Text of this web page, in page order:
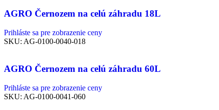
AGRO Černozem na celú záhradu 18L
Prihláste sa pre zobrazenie ceny
SKU: AG-0100-0040-018
AGRO Černozem na celú záhradu 60L
Prihláste sa pre zobrazenie ceny
SKU: AG-0100-0041-060